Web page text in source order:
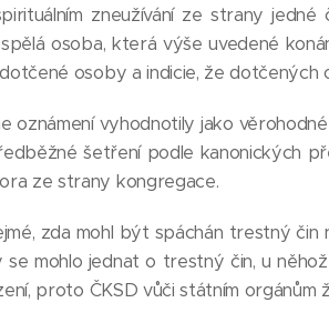
zneužívání ze strany
osoba, která výše uvedené
osoby a indicie, že dotčených
oznámení vyhodnotily jako
šetření podle kanonických
ze strany kongregace.
zda mohl být spáchán trestný
mohlo jednat o trestný čin, u
proto ČKSD vůči státním orgánům